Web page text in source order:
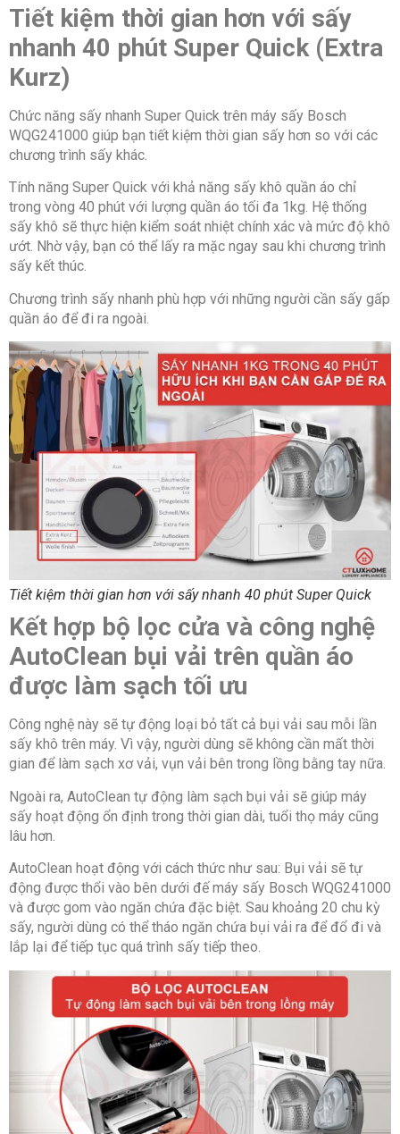
Tiết kiệm thời gian hơn với sấy
nhanh 40 phút Super Quick (Extra
Kurz)
Chức năng sấy nhanh Super Quick trên máy sấy Bosch
WQG241000 giúp bạn tiết kiệm thời gian sấy hơn so với các
chương trình sấy khác.
Tính năng Super Quick với khả năng sấy khô quần áo chỉ
trong vòng 40 phút với lượng quần áo tối đa 1kg. Hệ thống
sấy khô sẽ thực hiện kiểm soát nhiệt chính xác và mức độ khô
ướt. Nhờ vậy, bạn có thể lấy ra mặc ngay sau khi chương trình
sấy kết thúc.
Chương trình sấy nhanh phù hợp với những người cần sấy gấp
quần áo để đi ra ngoài.
Tiết kiệm thời gian hơn với sấy nhanh 40 phút Super Quick
Kết hợp bộ lọc cửa và công nghệ
AutoClean bụi vải trên quần áo
được làm sạch tối ưu
Công nghệ này sẽ tự động loại bỏ tất cả bụi vải sau mỗi lần
sấy khô trên máy. Vì vậy, người dùng sẽ không cần mất thời
gian để làm sạch xơ vải, vụn vải bên trong lồng bằng tay nữa.
Ngoài ra, AutoClean tự động làm sạch bụi vải sẽ giúp máy
sấy hoạt động ổn định trong thời gian dài, tuổi thọ máy cũng
lâu hơn.
AutoClean hoạt động với cách thức như sau: Bụi vải sẽ tự
động được thổi vào bên dưới đế máy sấy Bosch WQG241000
và được gom vào ngăn chứa đặc biệt. Sau khoảng 20 chu kỳ
sấy, người dùng có thể tháo ngăn chứa bụi vải ra để đổ đi và
lắp lại để tiếp tục quá trình sấy tiếp theo.